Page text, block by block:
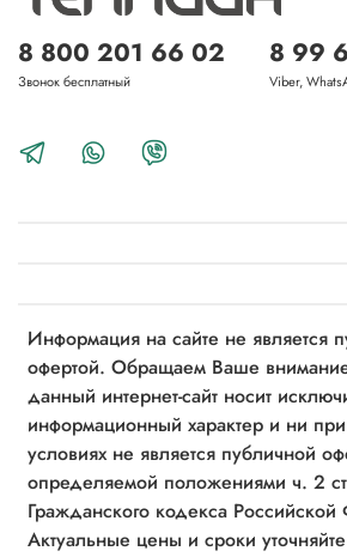
Информация на сайте не является
офертой. Обращаем Ваше
данный интернет-сайт носит
информационный характер и ни
условиях не является публичной
определяемой положениями ч. 2
Гражданского кодекса
Актуальные цены и сроки
8 800 201 66 02
Звонок бесплатный
8 99
Viber,